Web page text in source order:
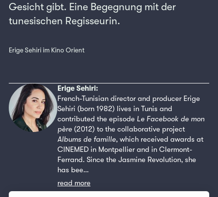
Gesicht gibt. Eine Begegnung mit der
tunesischen Regisseurin.
Erige Sehiri im Kino Orient
Erige Sehiri:
French-Tunisian director and producer Erige
Sehiri (born 1982) lives in Tunis and
contributed the episode Le Facebook de mon
père (2012) to the collaborative project
Albums de famille, which received awards at
CINEMED in Montpellier and in Clermont-
Ferrand. Since the Jasmine Revolution, she
has bee…
read more